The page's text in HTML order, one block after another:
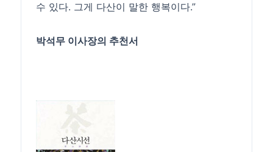
수 있다. 그게 다산이 말한 행복이다.”
박석무 이사장의 추천서